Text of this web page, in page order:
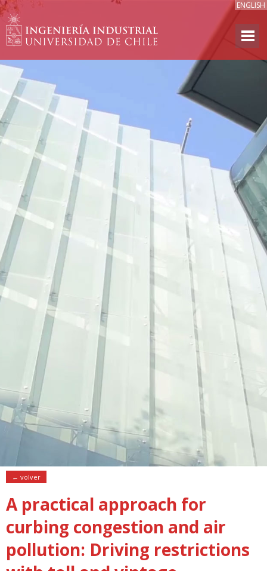
ENGLISH
← volver
A practical approach for
curbing congestion and air
pollution: Driving restrictions